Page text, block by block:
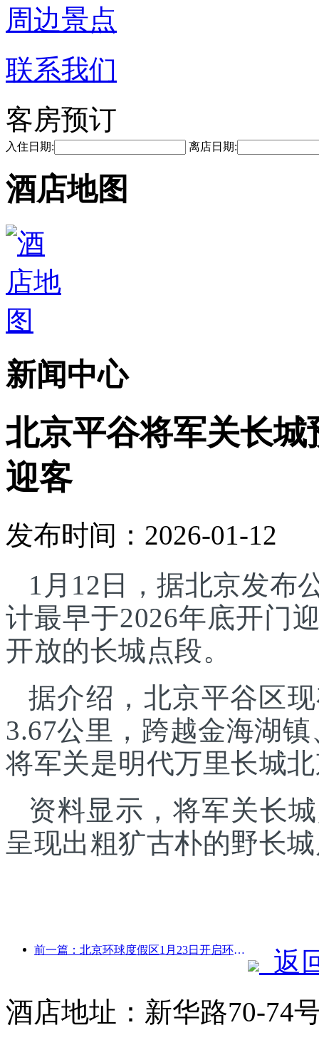
周边景点
联系我们
客房预订
入住日期: 离店日期:
酒店地图
新闻中心
北京平谷将军关长城
迎客
发布时间：2026-01-12
1月12日，据北京发布
计最早于2026年底开门
开放的长城点段。
据介绍，北京平谷区
3.67公里，跨越金海湖
将军关是明代万里长城
资料显示，将军关长
呈现出粗犷古朴的野长
前一篇：北京环球度假区1月23日开启环球中国年活动，持续40天
返
酒店地址：新华路70-74